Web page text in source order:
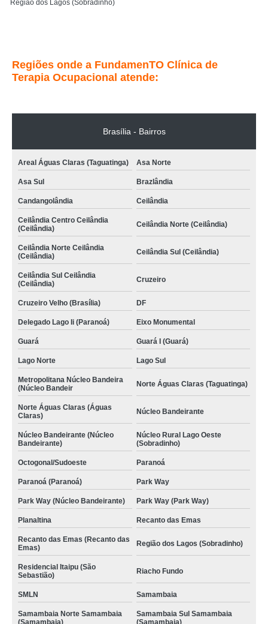
Região dos Lagos (Sobradinho)
Regiões onde a FundamenTO Clínica de
Terapia Ocupacional atende:
Brasília - Bairros
Areal Águas Claras (Taguatinga) Asa Norte
Asa Sul Brazlândia
Candangolândia Ceilândia
Ceilândia Centro Ceilândia
(Ceilândia)
Ceilândia Norte (Ceilândia)
Ceilândia Norte Ceilândia
(Ceilândia)
Ceilândia Sul (Ceilândia)
Ceilândia Sul Ceilândia
(Ceilândia)
Cruzeiro
Cruzeiro Velho (Brasília) DF
Delegado Lago Ii (Paranoá) Eixo Monumental
Guará Guará I (Guará)
Lago Norte Lago Sul
Metropolitana Núcleo Bandeira
(Núcleo Bandeir
Norte Águas Claras (Taguatinga)
Norte Águas Claras (Águas
Claras)
Núcleo Bandeirante
Núcleo Bandeirante (Núcleo
Bandeirante)
Núcleo Rural Lago Oeste
(Sobradinho)
Octogonal/Sudoeste Paranoá
Paranoá (Paranoá) Park Way
Park Way (Núcleo Bandeirante) Park Way (Park Way)
Planaltina Recanto das Emas
Recanto das Emas (Recanto das
Emas)
Região dos Lagos (Sobradinho)
Residencial Itaipu (São
Sebastião)
Riacho Fundo
SMLN Samambaia
Samambaia Norte Samambaia
(Samambaia)
Samambaia Sul Samambaia
(Samambaia)